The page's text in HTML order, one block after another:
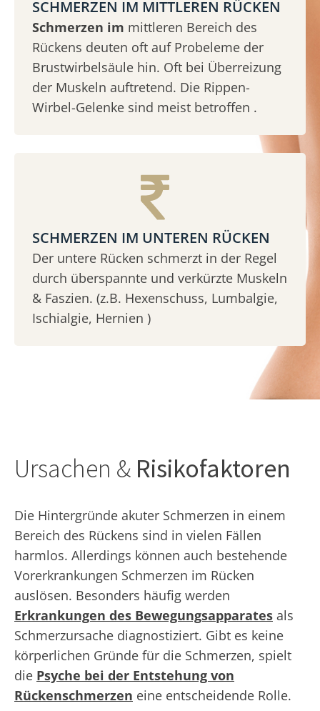
SCHMERZEN IM MITTLEREN RÜCKEN
Schmerzen im mittleren Bereich des
Rückens deuten oft auf Probeleme der
Brustwirbelsäule hin. Oft bei Überreizung
der Muskeln auftretend. Die Rippen-
Wirbel-Gelenke sind meist betroffen .
SCHMERZEN IM UNTEREN RÜCKEN
Der untere Rücken schmerzt in der Regel
durch überspannte und verkürzte Muskeln
& Faszien. (z.B. Hexenschuss, Lumbalgie,
Ischialgie, Hernien )
Ursachen & Risikofaktoren
Die Hintergründe akuter Schmerzen in einem
Bereich des Rückens sind in vielen Fällen
harmlos. Allerdings können auch bestehende
Vorerkrankungen Schmerzen im Rücken
auslösen. Besonders häufig werden
Erkrankungen des Bewegungsapparates als
Schmerzursache diagnostiziert. Gibt es keine
körperlichen Gründe für die Schmerzen, spielt
die Psyche bei der Entstehung von
Rückenschmerzen eine entscheidende Rolle.